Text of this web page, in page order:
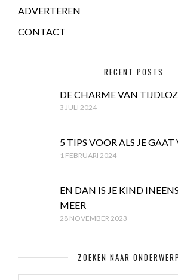
ADVERTEREN
CONTACT
RECENT POSTS
DE CHARME VAN
3 JULI 2024
5 TIPS VOOR ALS JE
1 FEBRUARI 2024
EN DAN IS JE KIND
MEER
28 NOVEMBER 2023
ZOEKEN NAAR
ZOEKEN